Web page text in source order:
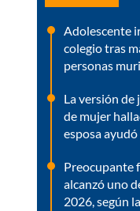
Adolescente
colegio tras
personas
La versión de
de mujer
esposa
Preocupante
alcanzó uno
2026, según